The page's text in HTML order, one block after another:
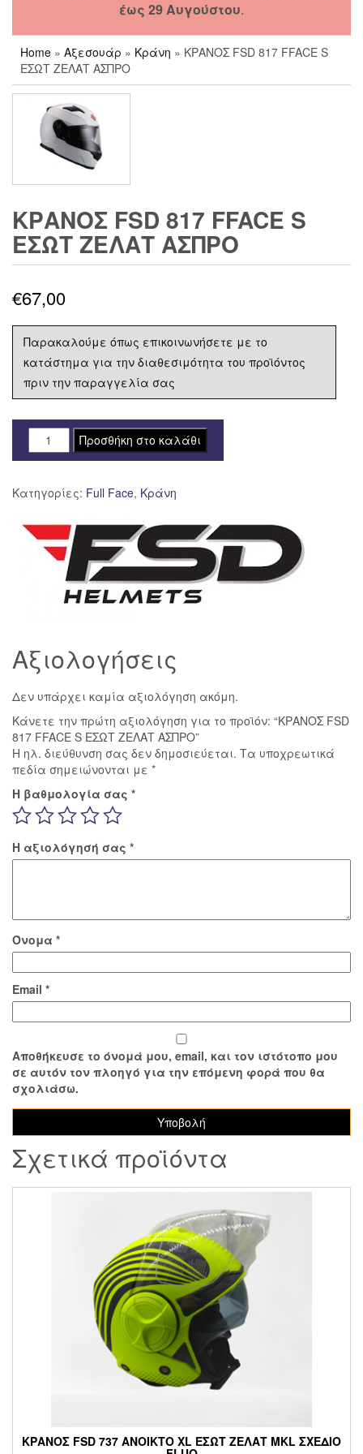
έως 29 Αυγούστου.
Home » Αξεσουάρ » Κράνη » ΚΡΑΝΟΣ FSD 817 FFACE S
ΕΣΩΤ ΖΕΛΑΤ ΑΣΠΡΟ
ΚΡΑΝΟΣ FSD 817 FFACE S
ΕΣΩΤ ΖΕΛΑΤ ΑΣΠΡΟ
€67,00
Παρακαλούμε όπως επικοινωνήσετε με το
κατάστημα για την διαθεσιμότητα του προϊόντος
πριν την παραγγελία σας
ΚΡΑΝΟΣ
FSD
FFACE
ΕΣΩΤ
ΖΕΛΑΤ
ΑΣΠΡΟ
ποσότητα
Προσθήκη στο καλάθι
Κατηγορίες: Full Face, Κράνη
Αξιολογήσεις
Δεν υπάρχει καμία αξιολόγηση ακόμη.
Κάνετε την πρώτη αξιολόγηση για το προϊόν: “ΚΡΑΝΟΣ FSD
817 FFACE S ΕΣΩΤ ΖΕΛΑΤ ΑΣΠΡΟ”
Η ηλ. διεύθυνση σας δεν δημοσιεύεται. Τα υποχρεωτικά
πεδία σημειώνονται με *
Η βαθμολογία σας *
Η αξιολόγησή σας *
Όνομα *
Email *
Αποθήκευσε το όνομά μου, email, και τον ιστότοπο μου
σε αυτόν τον πλοηγό για την επόμενη φορά που θα
σχολιάσω.
Σχετικά προϊόντα
ΚΡΑΝΟΣ FSD 737 ΑΝΟΙΚΤΟ XL ΕΣΩΤ ΖΕΛΑΤ MKL ΣΧΕΔΙΟ